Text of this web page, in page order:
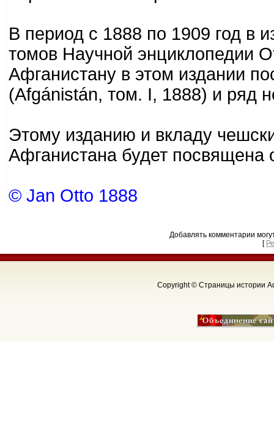
В период с 1888 по 1909 год в
томов Научной энциклопедии
Афганистану в этом издании
(Afgánistán, том. I, 1888) и ряд
Этому изданию и вкладу
Афганистана будет посвящена
© Jan Otto 1888
Добавлять комментарии
[
Copyright © Страницы истории